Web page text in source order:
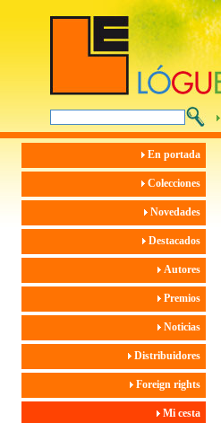
En portada
Colecciones
Novedades
Destacados
Autores
Premios
Noticias
Distribuidores
Foreign rights
Mi cesta